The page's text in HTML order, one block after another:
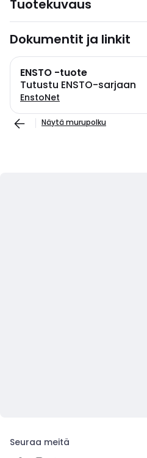
Tuotekuvaus
Dokumentit ja linkit
ENSTO -tuote
Tutustu ENSTO-sarjaan
EnstoNet
Näytä murupolku
Seuraa meitä